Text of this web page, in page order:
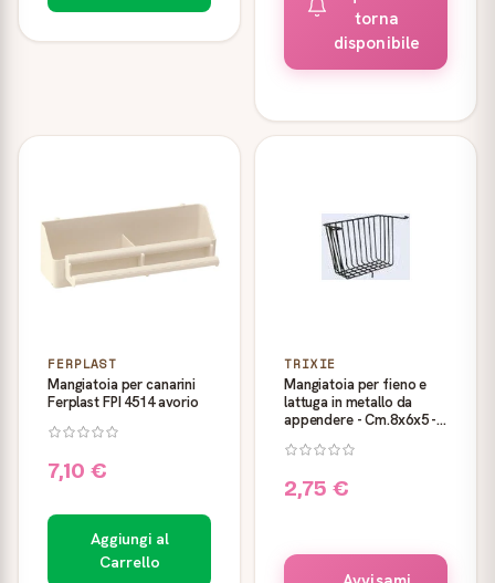
torna
disponibile
FERPLAST
Mangiatoia per canarini
Ferplast FPI 4514 avorio
7,10 €
Aggiungi al
Carrello
TRIXIE
Mangiatoia per fieno e
lattuga in metallo da
appendere - Cm.8x6x5 -
2,75 €